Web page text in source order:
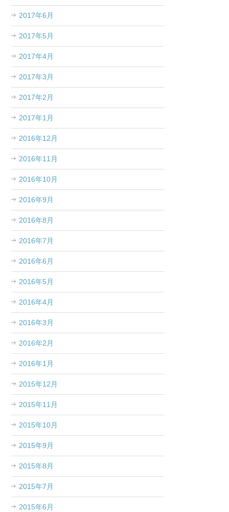
2017年6月
2017年5月
2017年4月
2017年3月
2017年2月
2017年1月
2016年12月
2016年11月
2016年10月
2016年9月
2016年8月
2016年7月
2016年6月
2016年5月
2016年4月
2016年3月
2016年2月
2016年1月
2015年12月
2015年11月
2015年10月
2015年9月
2015年8月
2015年7月
2015年6月